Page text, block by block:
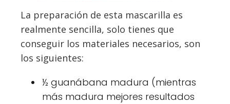
La preparación de esta mascarilla es
realmente sencilla, solo tienes que
conseguir los materiales necesarios, son
los siguientes:
½ guanábana madura (mientras
más madura mejores resultados